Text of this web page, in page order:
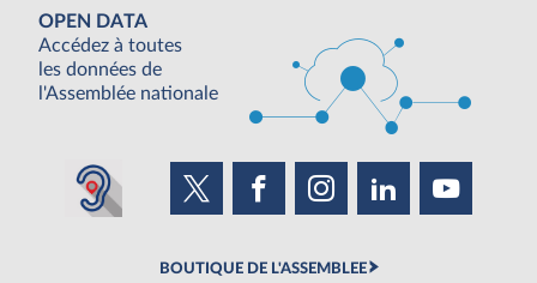
OPEN DATA
Accédez à toutes
les données de
l'Assemblée nationale
BOUTIQUE DE L'ASSEMBLEE